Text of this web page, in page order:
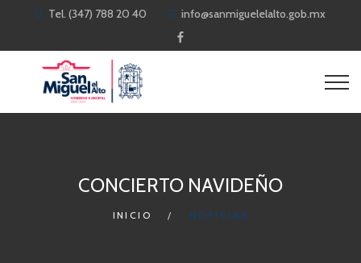
Tel. (347) 788 20 40 info@sanmiguelelalto.gob.mx
CONCIERTO NAVIDEÑO
INICIO NOTICIAS